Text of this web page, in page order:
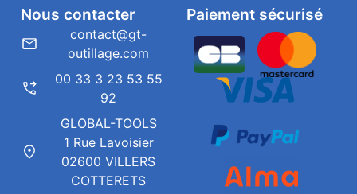
Paiement sécurisé
Nous contacter
contact@gt-
outillage.com
00 33 3 23 53 55
92
GLOBAL-TOOLS
1 Rue Lavoisier
02600 VILLERS
COTTERETS